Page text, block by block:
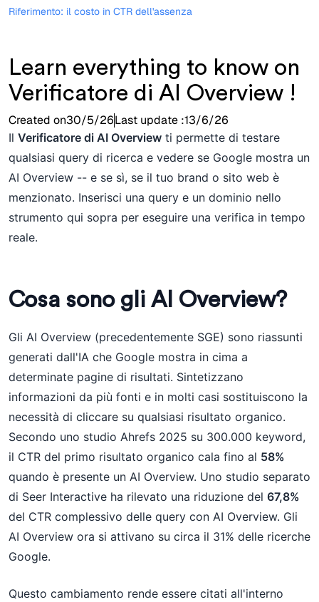
Riferimento: il costo in CTR dell'assenza
Learn everything to know on
Verificatore di AI Overview !
Created on30/5/26Last update :13/6/26
Il Verificatore di AI Overview ti permette di testare
qualsiasi query di ricerca e vedere se Google mostra un
AI Overview -- e se sì, se il tuo brand o sito web è
menzionato. Inserisci una query e un dominio nello
strumento qui sopra per eseguire una verifica in tempo
reale.
Cosa sono gli AI Overview?
Gli AI Overview (precedentemente SGE) sono riassunti
generati dall'IA che Google mostra in cima a
determinate pagine di risultati. Sintetizzano
informazioni da più fonti e in molti casi sostituiscono la
necessità di cliccare su qualsiasi risultato organico.
Secondo uno studio Ahrefs 2025 su 300.000 keyword,
il CTR del primo risultato organico cala fino al 58%
quando è presente un AI Overview. Uno studio separato
di Seer Interactive ha rilevato una riduzione del 67,8%
del CTR complessivo delle query con AI Overview. Gli
AI Overview ora si attivano su circa il 31% delle ricerche
Google.
Questo cambiamento rende essere citati all'interno